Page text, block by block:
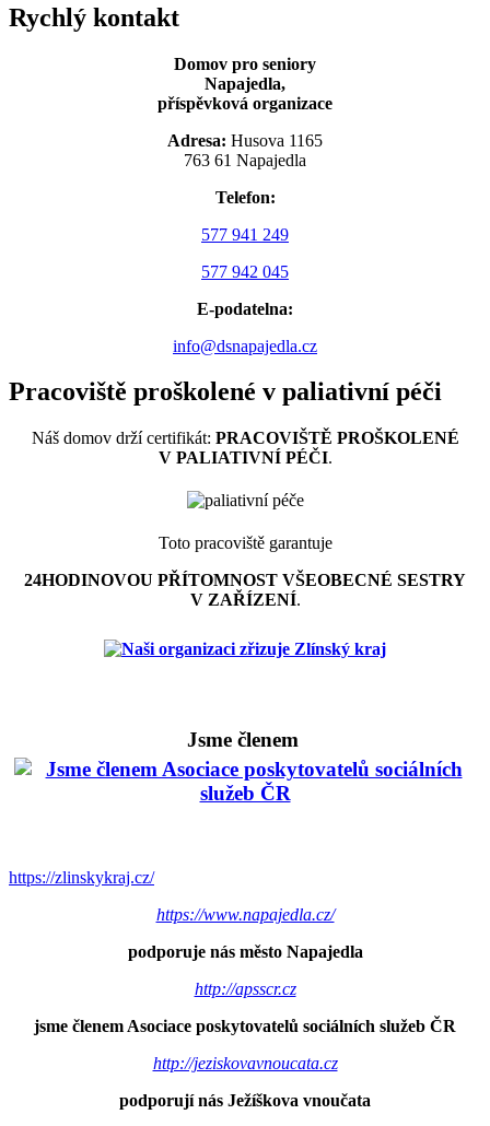
Rychlý kontakt
Domov pro seniory
Napajedla,
příspěvková organizace
Adresa: Husova 1165
763 61 Napajedla
Telefon:
577 941 249
577 942 045
E-podatelna:
info@dsnapajedla.cz
Pracoviště proškolené v paliativní péči
Náš domov drží certifikát: PRACOVIŠTĚ PROŠKOLENÉ
V PALIATIVNÍ PÉČI.
Toto pracoviště garantuje
24HODINOVOU PŘÍTOMNOST VŠEOBECNÉ SESTRY
V ZAŘÍZENÍ.
Jsme členem
https://zlinskykraj.cz/
https://www.napajedla.cz/
podporuje nás město Napajedla
http://apsscr.cz
jsme členem Asociace poskytovatelů sociálních služeb ČR
http://jeziskovavnoucata.cz
podporují nás Ježíškova vnoučata